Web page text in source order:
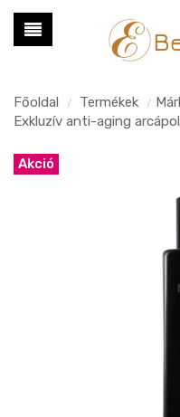
Főoldal / Termékek /
Exkluzív anti-aging
Akció